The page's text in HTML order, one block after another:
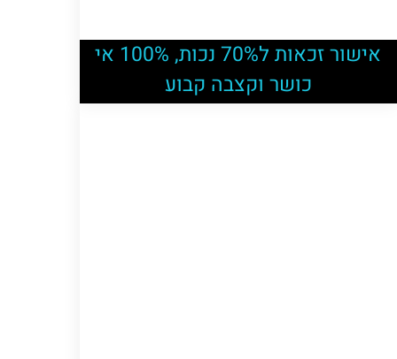
אישור זכאות ל70% נכות, 100% אי
כושר וקצבה קבוע